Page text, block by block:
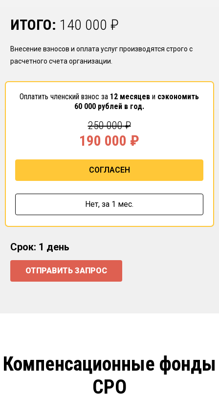
ИТОГО: 140 000 ₽
Внесение взносов и оплата услуг производятся строго с
расчетного счета организации.
Оплатить членский взнос за 12 месяцев и сэкономить
60 000 рублей в год.
250 000₽
190 000 ₽
СОГЛАСЕН
Нет, за 1 мес.
Срок: 1 день
ОТПРАВИТЬ ЗАПРОС
Компенсационные фонды
СРО